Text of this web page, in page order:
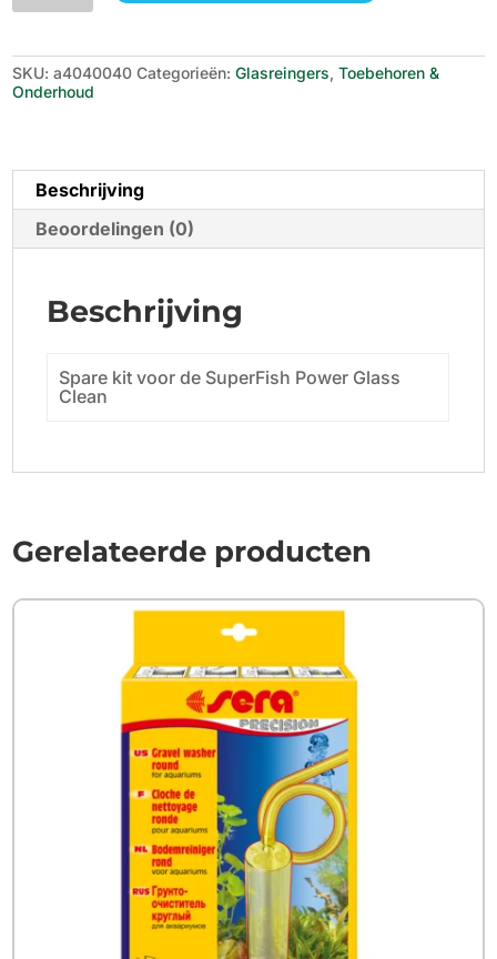
Kit
aantal
SKU:a4040040 Categorieën:Glasreingers,Toebehoren &
Onderhoud
Beschrijving
Beoordelingen (0)
Beschrijving
Spare kit voor de SuperFish Power Glass
Clean
Gerelateerde producten